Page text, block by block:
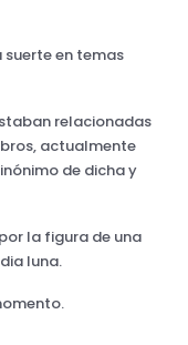
en temas
relacionadas
actualmente
de dicha y
la figura de una
luna.